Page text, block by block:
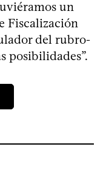
un
Fiscalización
del rubro-
posibilidades”.